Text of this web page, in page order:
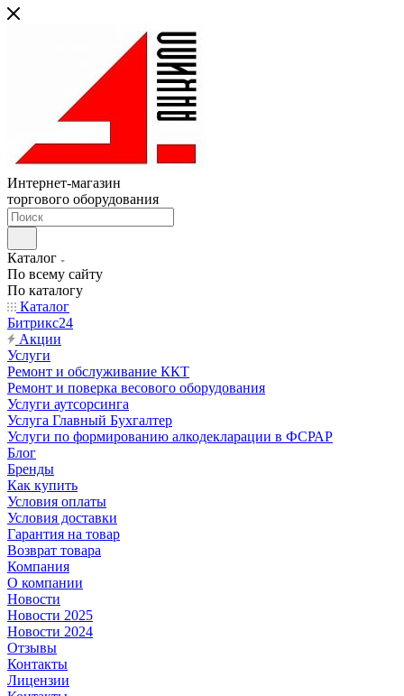
Интернет-магазин
торгового оборудования
Каталог
По всему сайту
По каталогу
Каталог
Битрикс24
Акции
Услуги
Ремонт и обслуживание ККТ
Ремонт и поверка весового оборудования
Услуги аутсорсинга
Услуга Главный Бухгалтер
Услуги по формированию алкодекларации в ФСРАР
Блог
Бренды
Как купить
Условия оплаты
Условия доставки
Гарантия на товар
Возврат товара
Компания
О компании
Новости
Новости 2025
Новости 2024
Отзывы
Контакты
Лицензии